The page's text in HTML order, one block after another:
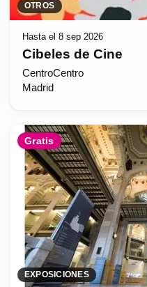
OTROS
Hasta el 8 sep 2026
Cibeles de Cine
CentroCentro
Madrid
Gratis
EXPOSICIONES